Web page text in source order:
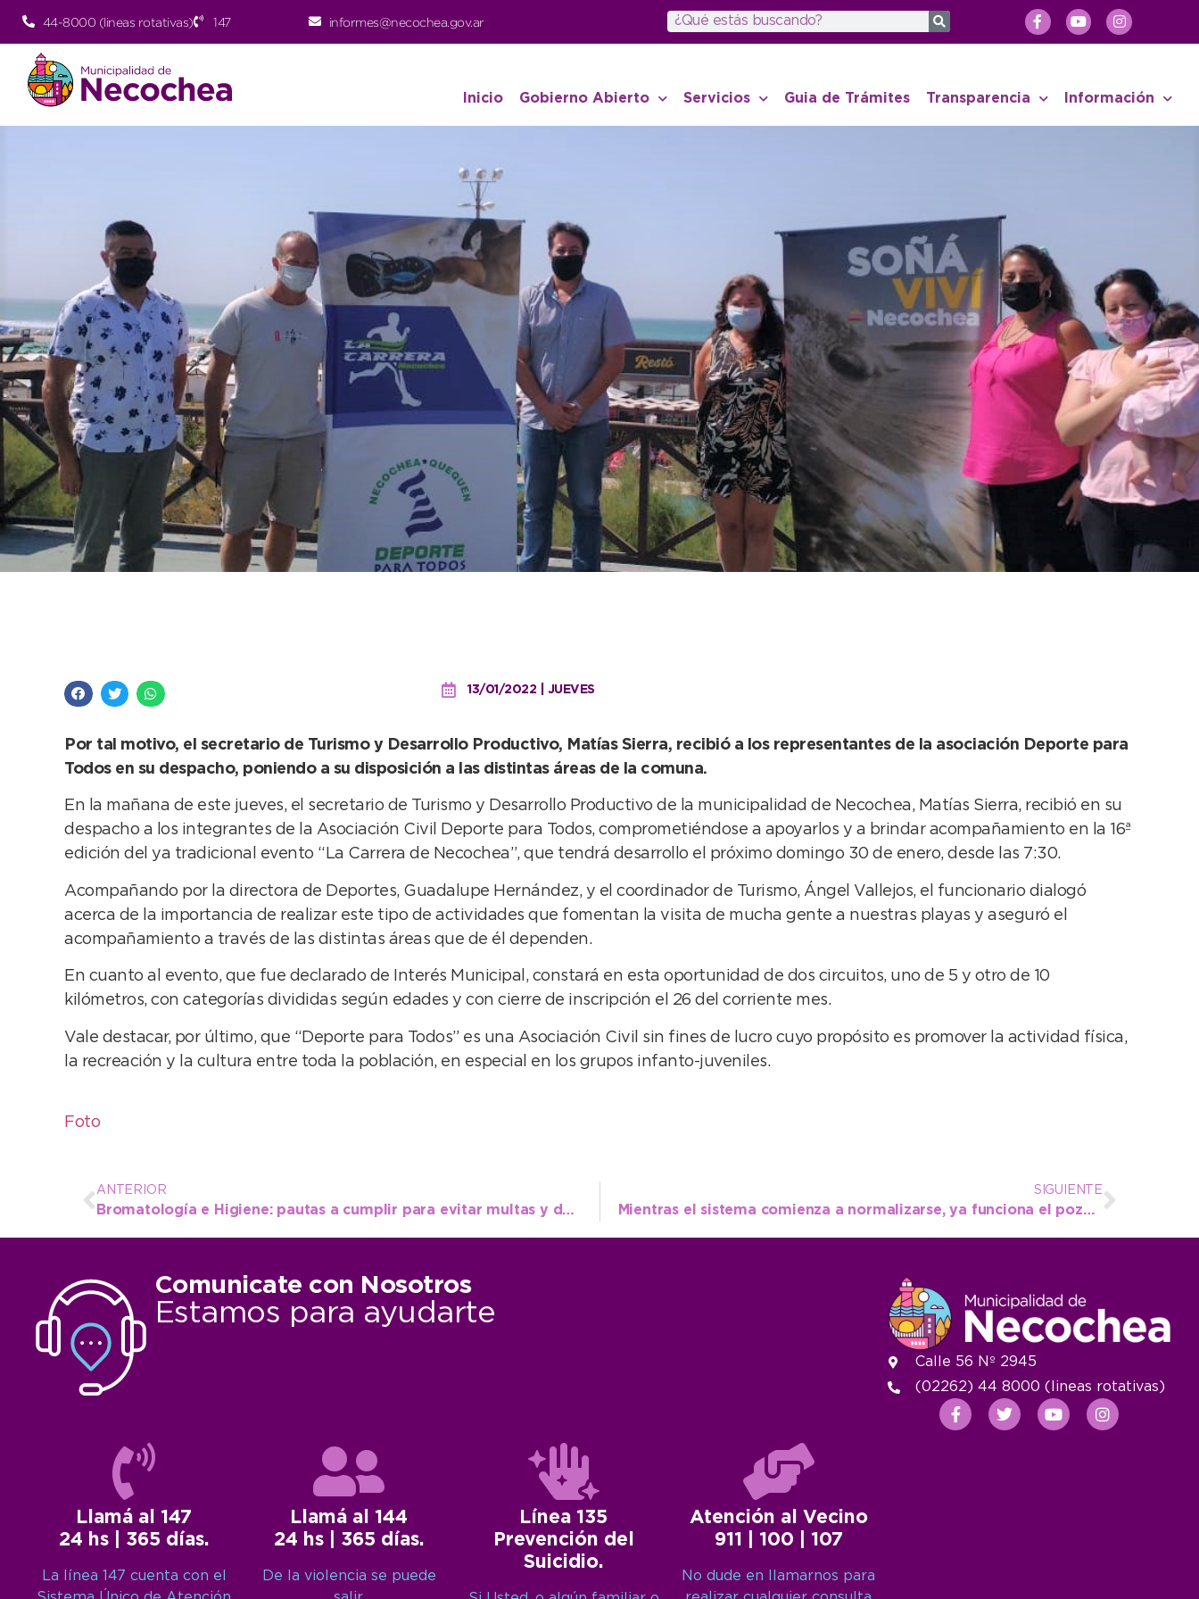
44-8000 (lineas rotativas) 147 informes@necochea.gov.ar
Inicio Gobierno Abierto Servicios Guia de Trámites Transparencia Información
13/01/2022 | JUEVES
Por tal motivo, el secretario de Turismo y Desarrollo Productivo, Matías Sierra, recibió a los representantes de la asociación Deporte para
Todos en su despacho, poniendo a su disposición a las distintas áreas de la comuna.
En la mañana de este jueves, el secretario de Turismo y Desarrollo Productivo de la municipalidad de Necochea, Matías Sierra, recibió en su
despacho a los integrantes de la Asociación Civil Deporte para Todos, comprometiéndose a apoyarlos y a brindar acompañamiento en la 16ª
edición del ya tradicional evento “La Carrera de Necochea”, que tendrá desarrollo el próximo domingo 30 de enero, desde las 7:30.
Acompañando por la directora de Deportes, Guadalupe Hernández, y el coordinador de Turismo, Ángel Vallejos, el funcionario dialogó
acerca de la importancia de realizar este tipo de actividades que fomentan la visita de mucha gente a nuestras playas y aseguró el
acompañamiento a través de las distintas áreas que de él dependen.
En cuanto al evento, que fue declarado de Interés Municipal, constará en esta oportunidad de dos circuitos, uno de 5 y otro de 10
kilómetros, con categorías divididas según edades y con cierre de inscripción el 26 del corriente mes.
Vale destacar, por último, que “Deporte para Todos” es una Asociación Civil sin fines de lucro cuyo propósito es promover la actividad física,
la recreación y la cultura entre toda la población, en especial en los grupos infanto-juveniles.
Foto
ANTERIOR
Bromatología e Higiene: pautas a cumplir para evitar multas y decomisos de alimentos
SIGUIENTE
Mientras el sistema comienza a normalizarse, ya funciona el pozo de agua en 59 y 112
Comunicate con Nosotros
Estamos para ayudarte
Llamá al 147
24 hs | 365 días.
La línea 147 cuenta con el
Llamá al 144
24 hs | 365 días.
De la violencia se puede
Línea 135
Prevención del
Suicidio.
Atención al Vecino
911 | 100 | 107
No dude en llamarnos para
Calle 56 Nº 2945
(02262) 44 8000 (lineas rotativas)